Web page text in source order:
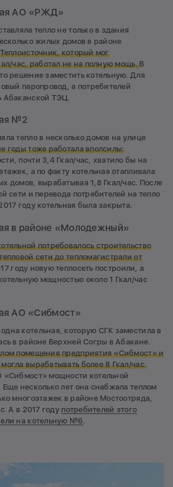
АО «РЖД»
тепло не только в здания
жилых домов в районе
Теплоисточник, который мог
час, работал не на полную мощь.В
решение заместить котельную. Для
паропровод, а потребителей
Абаканской ТЭЦ.
№2
тепло в несколько домов на улице
годы тоже работала вполсилы:
почти 3,4 Гкал/час, хватило бы на
а по факту котельная отапливала
домов, вырабатывая 1,8 Гкал/час. После
сети и перевода потребителей на тепло
году котельная была закрыта.
в районе «Молодежный»
потребовалось строительство
сети до тепломагистрали от
году новую теплосеть построили, а
мощностью около 1 Гкал/час
АО «Сибмост»
котельная, которую СГК заместила в
в районе Верхней Согры в Абакане.
помещения предприятия «Сибмост» и
вырабатывать более 8 Гкал/час.
«Сибмост» мощности котельной
несколько лет она снабжала теплом
многоэтажек в районе Мостоотряда,
А в 2017 году потребителей этого
на котельную №6.